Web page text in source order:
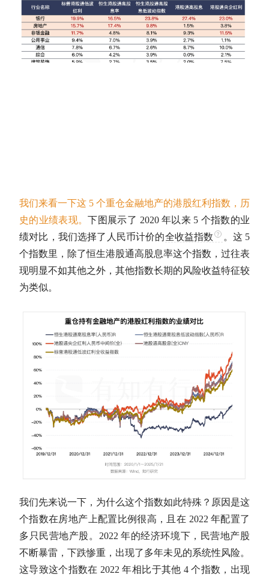
我们来看一下这 5 个重仓金融地产的港股红利指数，历
史的业绩表现。下图展示了 2020 年以来 5 个指数的业
绩对比，我们选择了人民币计价的全收益指数
。这 5
个指数里，除了恒生港股通高股息率这个指数，过往表
现明显不如其他之外，其他指数长期的风险收益特征较
为类似。
我们先来说一下，为什么这个指数如此特殊？原因是这
个指数在房地产上配置比例很高，且在 2022 年配置了
多只民营地产股。2022 年的经济环境下，民营地产股
不断暴雷，下跌惨重，出现了多年未见的系统性风险。
这导致这个指数在 2022 年相比于其他 4 个指数，出现